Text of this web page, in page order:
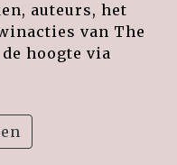
auteurs, het
van The
hoogte via